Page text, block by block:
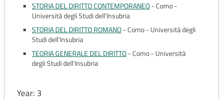
STORIA DEL DIRITTO CONTEMPORANEO-Como -
Università degli Studi dell'Insubria
STORIA DEL DIRITTO ROMANO-Como - Università degli
Studi dell'Insubria
TEORIA GENERALE DEL DIRITTO-Como - Università
degli Studi dell'Insubria
Year: 3